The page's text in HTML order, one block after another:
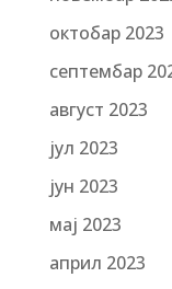
октобар 2023
септембар
август 2023
јул 2023
јун 2023
мај 2023
април 2023